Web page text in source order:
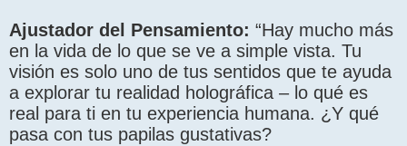
Ajustador del Pensamiento: “Hay mucho más
en la vida de lo que se ve a simple vista. Tu
visión es solo uno de tus sentidos que te ayuda
a explorar tu realidad holográfica – lo qué es
real para ti en tu experiencia humana. ¿Y qué
pasa con tus papilas gustativas?